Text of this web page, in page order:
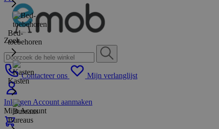
Zoek
Contacteer ons Mijn verlanglijst
Inloggen Account aanmaken
Mijn Account
Bed-
toebehoren
Kasten
Bureaus